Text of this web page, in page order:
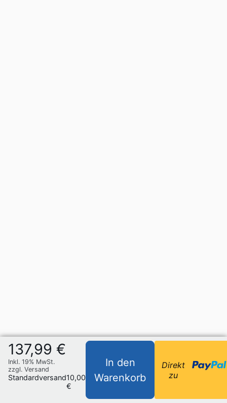
137,99 €
Inkl. 19% MwSt.
zzgl. Versand
Standardversand10,00
€
In den
Warenkorb
Direkt
zu